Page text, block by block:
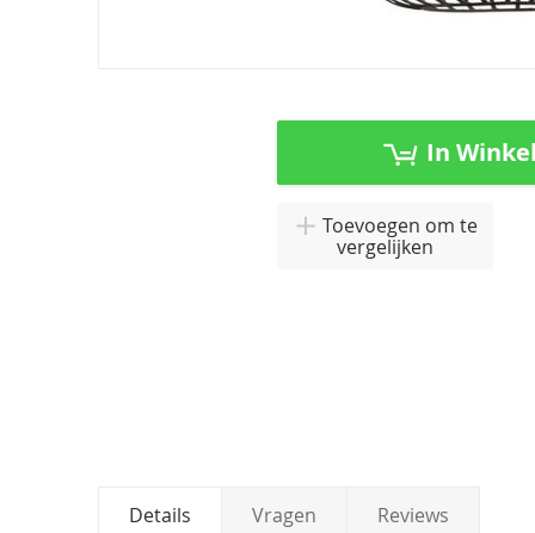
In
Toevoegen om te
vergelijken
Details Vragen Reviews